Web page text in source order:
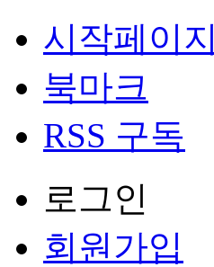
시작페이지
북마크
RSS 구독
로그인
회원가입